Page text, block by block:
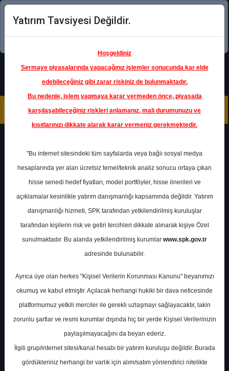
Şimdi uygulamayı indirin!
Ana Sayfa
Raporlar
KuveytTürk Yatırım
Rapor Detay
Savunma Sanayi Sektörü
KuveytTürk Yatırım 02 Mayıs 2025
Yatırım Tavsiyesi Değildir.
Hoşgeldiniz
Sermaye piyasalarında yapacağınız işlemler sonucunda kar elde
edebileceğiniz gibi zarar riskiniz de bulunmaktadır.
Bu nedenle, işlem yapmaya karar vermeden önce, piyasada
karşılaşabileceğiniz riskleri anlamanız, mali durumunuzu ve
kısıtlarınızı dikkate alarak karar vermeniz gerekmektedir.
"Bu internet sitesindeki tüm sayfalarda veya bağlı sosyal medya
hesaplarında yer alan ücretsiz temel/teknik analiz sonucu ortaya çıkan
hisse senedi hedef fiyatları, model portföyler, hisse önerileri ve
açıklamalar kesinlikle yatırım danışmanlığı kapsamında değildir. Yatırım
danışmanlığı hizmeti, SPK tarafından yetkilendirilmiş kuruluşlar
tarafından kişilerin risk ve getiri tercihleri dikkate alınarak kişiye Özel
sunulmaktadır. Bu alanda yetkilendirilmiş kurumlar www.spk.gov.tr
adresinde bulunabilir.
Ayrıca üye olan herkes "Kişisel Verilerin Korunması Kanunu" beyanımızı
okumuş ve kabul etmiştir. Açılacak herhangi hukiki bir dava neticesinde
platformumuz yetkili merciler ile gerekli uzlaşmayı sağlayacaktır, lakin
zorunlu şartlar ve resmi kurumlar dışında hiç bir yerde Kişisel Verilerinizin
paylaşılmayacağını da beyan ederiz.
İlgili grup/internet sitesi/kanal hesabı bir yatırım kuruluşu değildir. Burada
gördükleriniz herhangi bir varlık için alım/satım yönlendirici nitelikte